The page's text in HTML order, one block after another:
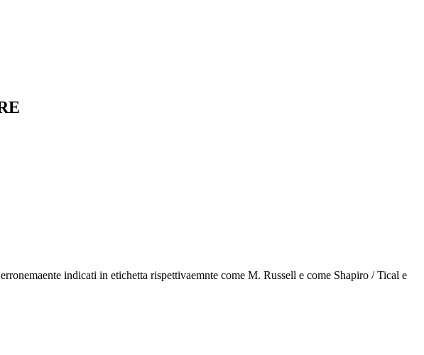
indicati in etichetta rispettivaemnte come M. Russell e come Shapiro / Tical e